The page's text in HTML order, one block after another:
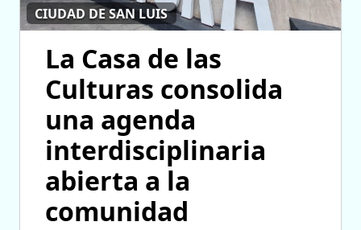
CIUDAD DE SAN LUIS
La Casa de las
Culturas consolida
una agenda
interdisciplinaria
abierta a la
comunidad